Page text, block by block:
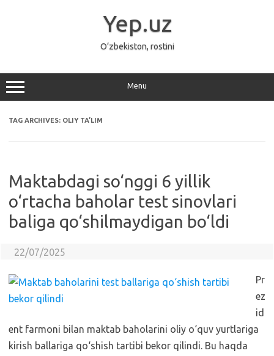
Yep.uz
O‘zbekiston, rostini
Menu
TAG ARCHIVES: OLIY TA’LIM
Maktabdagi so‘nggi 6 yillik
o‘rtacha baholar test sinovlari
baliga qo‘shilmaydigan bo‘ldi
22/07/2025
Pr
ez
id
ent farmoni bilan maktab baholarini oliy o‘quv yurtlariga
kirish ballariga qo‘shish tartibi bekor qilindi. Bu haqda